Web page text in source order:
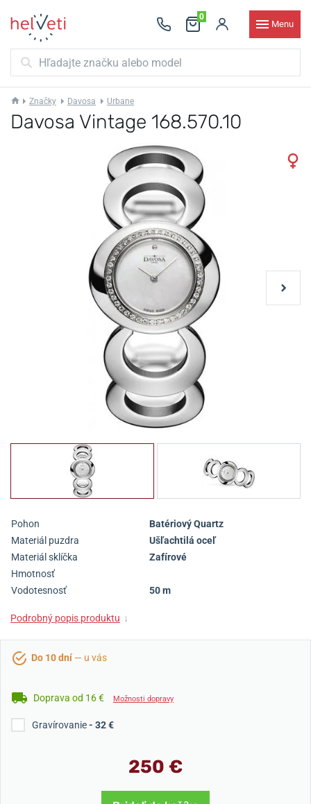
0
Menu
Značky Davosa Urbane
Davosa Vintage 168.570.10
Pohon
Batériový Quartz
Materiál puzdra
Ušľachtilá oceľ
Materiál sklíčka
Zafírové
Hmotnosť
Vodotesnosť
50 m
Podrobný popis produktu ↓
Do 10 dní — u vás
Doprava od 16 € Možnosti dopravy
Gravírovanie- 32 €
250 €